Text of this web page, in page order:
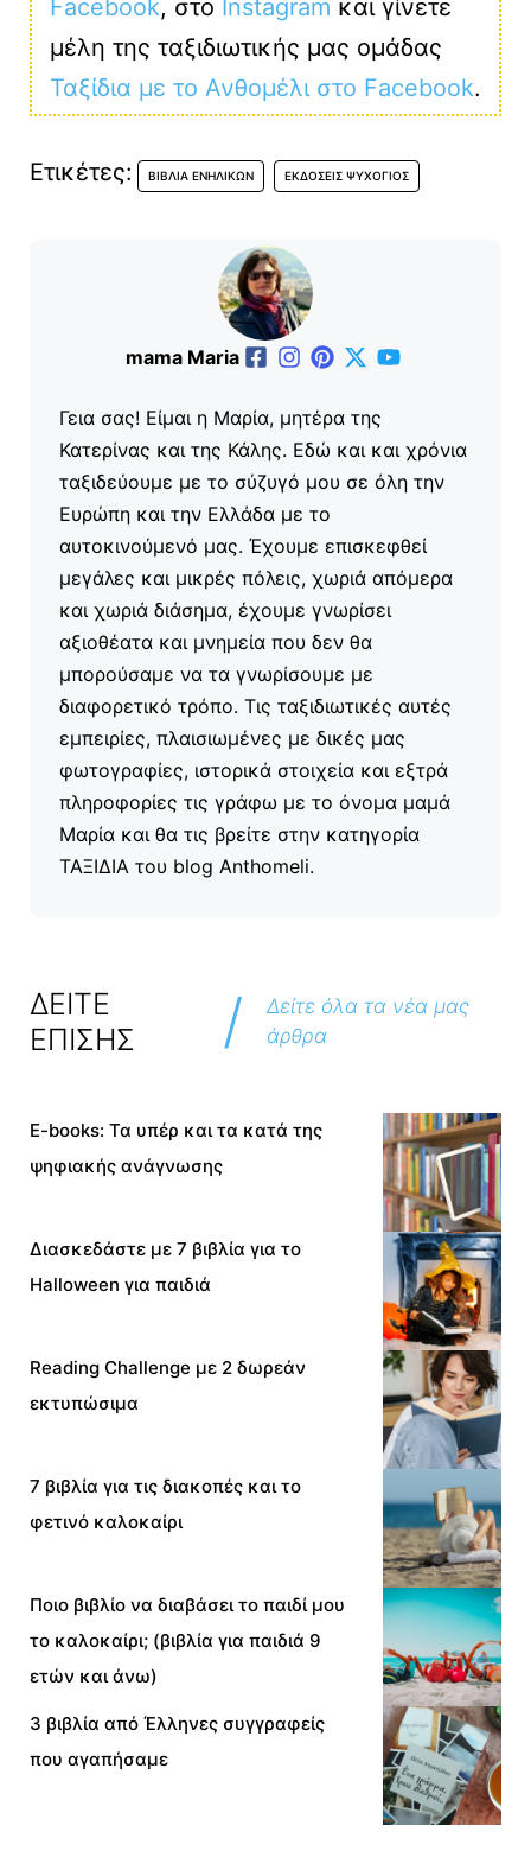
Facebook, στο Instagram και γίνετε
μέλη της ταξιδιωτικής μας ομάδας
Ταξίδια με το Ανθομέλι στο Facebook.
Ετικέτες: ΒΙΒΛΊΑ ΕΝΗΛΊΚΩΝ ΕΚΔΌΣΕΙΣ ΨΥΧΟΓΙΌΣ
mama Maria
Γεια σας! Είμαι η Μαρία, μητέρα της
Κατερίνας και της Κάλης. Εδώ και και χρόνια
ταξιδεύουμε με το σύζυγό μου σε όλη την
Ευρώπη και την Ελλάδα με το
αυτοκινούμενό μας. Έχουμε επισκεφθεί
μεγάλες και μικρές πόλεις, χωριά απόμερα
και χωριά διάσημα, έχουμε γνωρίσει
αξιοθέατα και μνημεία που δεν θα
μπορούσαμε να τα γνωρίσουμε με
διαφορετικό τρόπο. Τις ταξιδιωτικές αυτές
εμπειρίες, πλαισιωμένες με δικές μας
φωτογραφίες, ιστορικά στοιχεία και εξτρά
πληροφορίες τις γράφω με το όνομα μαμά
Μαρία και θα τις βρείτε στην κατηγορία
ΤΑΞΙΔΙΑ του blog Anthomeli.
ΔΕΙΤΕ
ΕΠΙΣΗΣ
/
Δείτε όλα τα νέα μας
άρθρα
E-books: Τα υπέρ και τα κατά της
ψηφιακής ανάγνωσης
Διασκεδάστε με 7 βιβλία για το
Halloween για παιδιά
Reading Challenge με 2 δωρεάν
εκτυπώσιμα
7 βιβλία για τις διακοπές και το
φετινό καλοκαίρι
Ποιο βιβλίο να διαβάσει το παιδί μου
το καλοκαίρι; (βιβλία για παιδιά 9
ετών και άνω)
3 βιβλία από Έλληνες συγγραφείς
που αγαπήσαμε